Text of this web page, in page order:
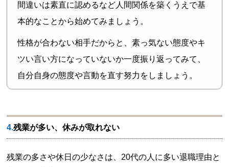
間違いは素直に認めるなど人間関係を築くうえで基
本的なことから始めてみましょう。
性格が合わない相手だからと、素っ気ない態度やキ
ツい言い方になっていないか一度振り返ってみて、
自分自身の態度や言動を直す努力をしましょう。
4.残業が多い、休みが取れない
残業の多さや休日の少なさは、20代の人に多い退職理由と